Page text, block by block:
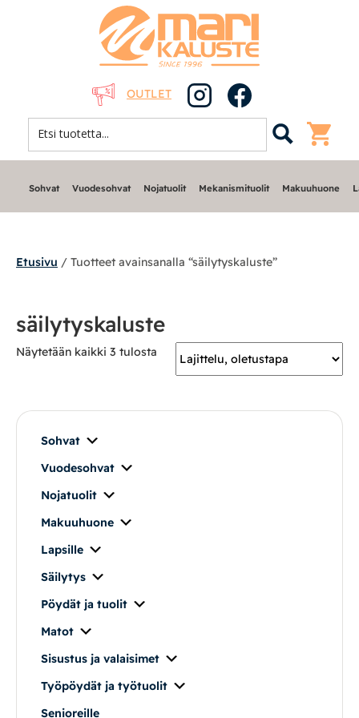
OUTLET
Nojatuolit
Makuuhuone
Säilytys
Työpöydät ja työtuolit
Matot
Ulkokalusteet
Sohvat Vuodesohvat Nojatuolit Mekanismituolit Makuuhuone
Etusivu / Tuotteet avainsanalla “säilytyskaluste”
säilytyskaluste
Näytetään kaikki 3 tulosta
Sohvat
Vuodesohvat
Nojatuolit
Makuuhuone
Lapsille
Säilytys
Pöydät ja tuolit
Matot
Sisustus ja valaisimet
Työpöydät ja työtuolit
Senioreille